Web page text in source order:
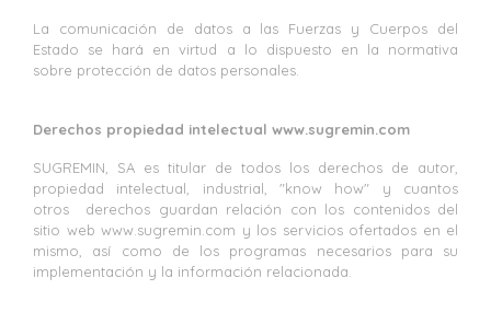
La comunicación de datos a las Fuerzas y Cuerpos del
Estado se hará en virtud a lo dispuesto en la normativa
sobre protección de datos personales.
Derechos propiedad intelectual www.sugremin.com
SUGREMIN, SA es titular de todos los derechos de autor,
propiedad intelectual, industrial, "know how" y cuantos
otros derechos guardan relación con los contenidos del
sitio web www.sugremin.com y los servicios ofertados en el
mismo, así como de los programas necesarios para su
implementación y la información relacionada.